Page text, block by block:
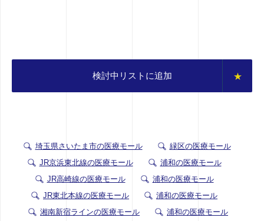
検討中リストに追加
埼玉県さいたま市の医療モール
緑区の医療モール
JR京浜東北線の医療モール
浦和の医療モール
JR高崎線の医療モール
浦和の医療モール
JR東北本線の医療モール
浦和の医療モール
湘南新宿ラインの医療モール
浦和の医療モール